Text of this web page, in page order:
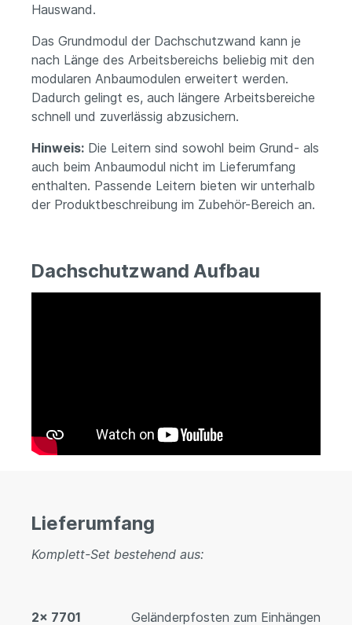
Hauswand.
Das Grundmodul der Dachschutzwand kann je
nach Länge des Arbeitsbereichs beliebig mit den
modularen Anbaumodulen erweitert werden.
Dadurch gelingt es, auch längere Arbeitsbereiche
schnell und zuverlässig abzusichern.
Hinweis: Die Leitern sind sowohl beim Grund- als
auch beim Anbaumodul nicht im Lieferumfang
enthalten. Passende Leitern bieten wir unterhalb
der Produktbeschreibung im Zubehör-Bereich an.
Dachschutzwand Aufbau
Lieferumfang
Komplett-Set bestehend aus:
2x 7701 Geländerpfosten zum Einhängen